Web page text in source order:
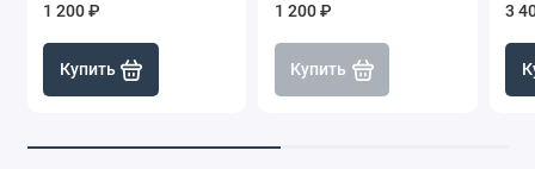
1 200 ₽
Купить
1 200 ₽
Купить
3